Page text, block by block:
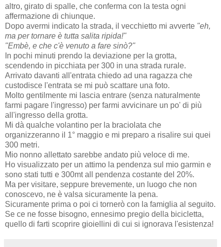
altro, girato di spalle, che conferma con la testa ogni
affermazione di chiunque.
Dopo avermi indicato la strada, il vecchietto mi avverte "eh,
ma per tornare è tutta salita ripida!"
"Embè, e che c'è venuto a fare sinò?"
In pochi minuti prendo la deviazione per la grotta,
scendendo in picchiata per 300 in una strada rurale.
Arrivato davanti all'entrata chiedo ad una ragazza che
custodisce l'entrata se mi può scattare una foto.
Molto gentilmente mi lascia entrare (senza naturalmente
farmi pagare l'ingresso) per farmi avvicinare un po' di più
all'ingresso della grotta.
Mi dà qualche volantino per la braciolata che
organizzeranno il 1° maggio e mi preparo a risalire sui quei
300 metri.
Mio nonno allettato sarebbe andato più veloce di me.
Ho visualizzato per un attimo la pendenza sul mio garmin e
sono stati tutti e 300mt all pendenza costante del 20%.
Ma per visitare, seppure brevemente, un luogo che non
conoscevo, ne è valsa sicuramente la pena.
Sicuramente prima o poi ci tornerò con la famiglia al seguito.
Se ce ne fosse bisogno, ennesimo pregio della bicicletta,
quello di farti scoprire gioiellini di cui si ignorava l'esistenza!